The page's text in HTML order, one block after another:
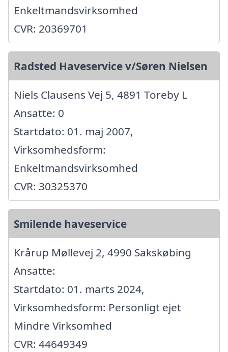
Enkeltmandsvirksomhed
CVR: 20369701
Radsted Haveservice v/Søren Nielsen
Niels Clausens Vej 5, 4891 Toreby L
Ansatte: 0
Startdato: 01. maj 2007,
Virksomhedsform:
Enkeltmandsvirksomhed
CVR: 30325370
Smilende haveservice
Krårup Møllevej 2, 4990 Sakskøbing
Ansatte:
Startdato: 01. marts 2024,
Virksomhedsform: Personligt ejet
Mindre Virksomhed
CVR: 44649349